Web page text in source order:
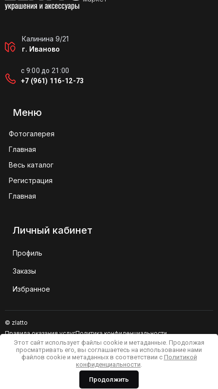
Калинина 9/21
г. Иваново
с 9:00 до 21:00
+7 (961) 116-12-73
Меню
Фотогалерея
Главная
Весь каталог
Регистрация
Главная
Личный кабинет
Профиль
Заказы
Избранное
© zlatto
Правила оказания услугПолитика конфиденциальности
Сайт не является публичной офертой
Этот сайт использует файлы cookie и метаданные. Продолжая
просматривать его, вы соглашаетесь на использование нами
файлов cookie и метаданных в соответствии с Политикой
конфиденциальности.
Продолжить